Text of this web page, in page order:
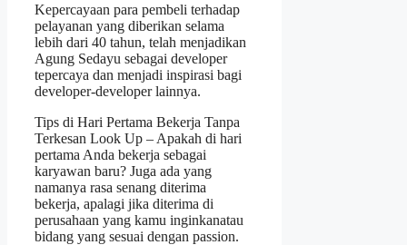
Kepercayaan para pembeli terhadap
pelayanan yang diberikan selama
lebih dari 40 tahun, telah menjadikan
Agung Sedayu sebagai developer
tepercaya dan menjadi inspirasi bagi
developer-developer lainnya.
Tips di Hari Pertama Bekerja Tanpa
Terkesan Look Up – Apakah di hari
pertama Anda bekerja sebagai
karyawan baru? Juga ada yang
namanya rasa senang diterima
bekerja, apalagi jika diterima di
perusahaan yang kamu inginkanatau
bidang yang sesuai dengan passion.